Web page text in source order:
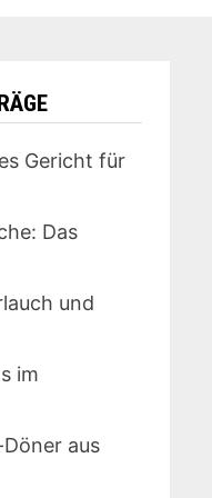
Gericht für
Das
und
im
aus